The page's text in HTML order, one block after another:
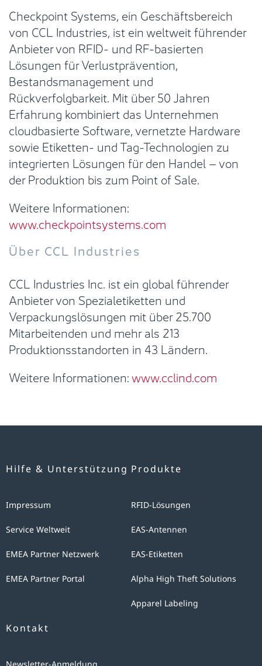
Checkpoint Systems, ein Geschäftsbereich
von CCL Industries, ist ein weltweit führender
Anbieter von RFID- und RF-basierten
Lösungen für Verlustprävention,
Bestandsmanagement und
Rückverfolgbarkeit. Mit über 50 Jahren
Erfahrung kombiniert das Unternehmen
cloudbasierte Software, vernetzte Hardware
sowie Etiketten- und Tag-Technologien zu
integrierten Lösungen für den Handel – von
der Produktion bis zum Point of Sale.
Weitere Informationen:
www.checkpointsystems.com
Über CCL Industries
CCL Industries Inc. ist ein global führender
Anbieter von Spezialetiketten und
Verpackungslösungen mit über 25.700
Mitarbeitenden und mehr als 213
Produktionsstandorten in 43 Ländern.
Weitere Informationen:www.cclind.com
Produkte
RFID-Lösungen
EAS-Antennen
EAS-Etiketten
Alpha High Theft Solutions
Apparel Labeling
Hilfe & Unterstützung
Impressum
Service Weltweit
EMEA Partner Netzwerk
EMEA Partner Portal
Kontakt